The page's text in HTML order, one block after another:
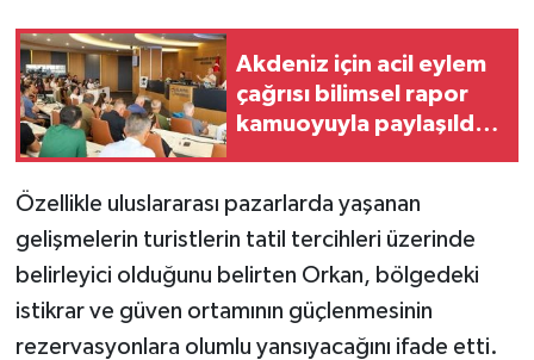
Akdeniz için acil eylem
çağrısı bilimsel rapor
kamuoyuyla paylaşıldı:
Özellikle uluslararası pazarlarda yaşanan
gelişmelerin turistlerin tatil tercihleri üzerinde
belirleyici olduğunu belirten Orkan, bölgedeki
istikrar ve güven ortamının güçlenmesinin
rezervasyonlara olumlu yansıyacağını ifade etti.